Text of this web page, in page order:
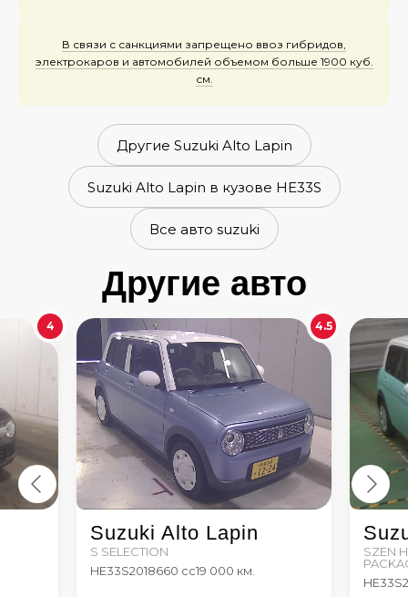
В связи с санкциями запрещено ввоз гибридов,
электрокаров и автомобилей объемом больше 1900 куб.
см.
Другие Suzuki Alto Lapin
Suzuki Alto Lapin в кузове HE33S
Все авто suzuki
Другие авто
4.5
Suzuki Alto Lapin
S SELECTION
HE33S2018660 сс19 000 км.
SZEN
HE33S
4